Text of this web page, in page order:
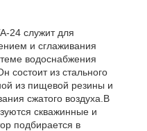
24 служит для
и сглаживания
водоснабжения
состоит из стального
из пищевой резины и
сжатого воздуха.В
скважинные и
подбирается в